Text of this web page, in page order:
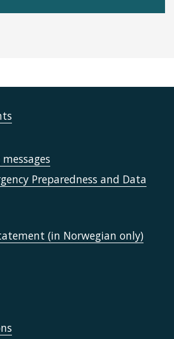
Preparedness and Data
(in Norwegian only)